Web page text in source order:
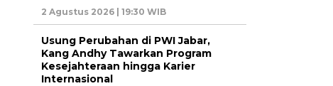
2 Agustus 2026 | 19:30 WIB
Usung Perubahan di PWI Jabar,
Kang Andhy Tawarkan Program
Kesejahteraan hingga Karier
Internasional